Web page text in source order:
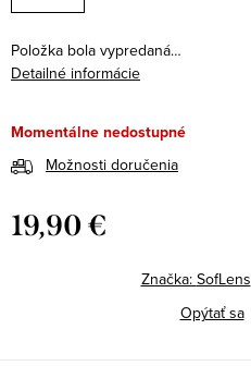
Položka bola vypredaná…
Detailné informácie
Momentálne nedostupné
Možnosti doručenia
19,90 €
Značka: SofLens
Opýtať sa